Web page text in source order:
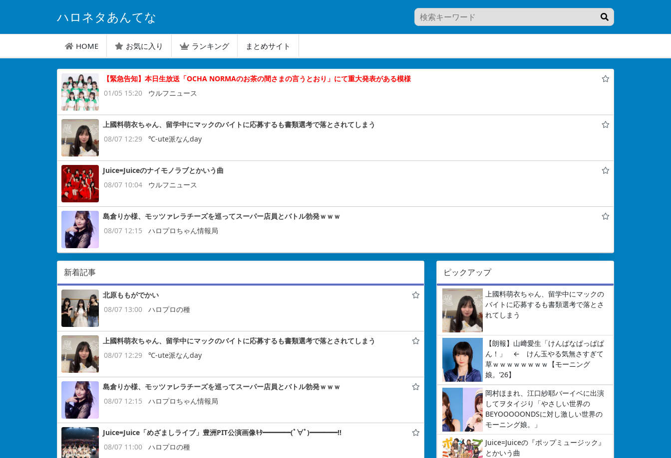
ハロネタあんてな
HOME お気に入り ランキング まとめサイト
【緊急告知】本日生放送「OCHA NORMAのお茶の間さまの言うとおり」にて重大発表がある模様
01/05 15:20
ウルフニュース
上國料萌衣ちゃん、留学中にマックのバイトに応募するも書類選考で落とされてしまう
08/07 12:29
℃-ute派なんday
Juice=Juiceのナイモノラブとかいう曲
08/07 10:04
ウルフニュース
島倉りか様、モッツァレラチーズを巡ってスーパー店員とバトル勃発ｗｗｗ
08/07 12:15
ハロプロちゃん情報局
ピックアップ
上國料萌衣ちゃん、留学中にマックの
バイトに応募するも書類選考で落とさ
れてしまう
【朗報】山﨑愛生「けんぱなぱっぱぱ
ん！」 ← けん玉やる気無さすぎて
草ｗｗｗｗｗｗｗｗ【モーニング
娘。’26】
岡村ほまれ、江口紗耶バーイベに出演
してヲタイジり「やさしい世界の
BEYOOOOONDSに対し激しい世界の
モーニング娘。」
Juice=Juiceの『ポップミュージック』
とかいう曲
新着記事
北原ももがでかい
08/07 13:00
ハロプロの種
上國料萌衣ちゃん、留学中にマックのバイトに応募するも書類選考で落とされてしまう
08/07 12:29
℃-ute派なんday
島倉りか様、モッツァレラチーズを巡ってスーパー店員とバトル勃発ｗｗｗ
08/07 12:15
ハロプロちゃん情報局
Juice=Juice「めざましライブ」豊洲PIT公演画像ｷﾀ━━━━(ﾟ∀ﾟ)━━━━!!
08/07 11:00
ハロプロの種